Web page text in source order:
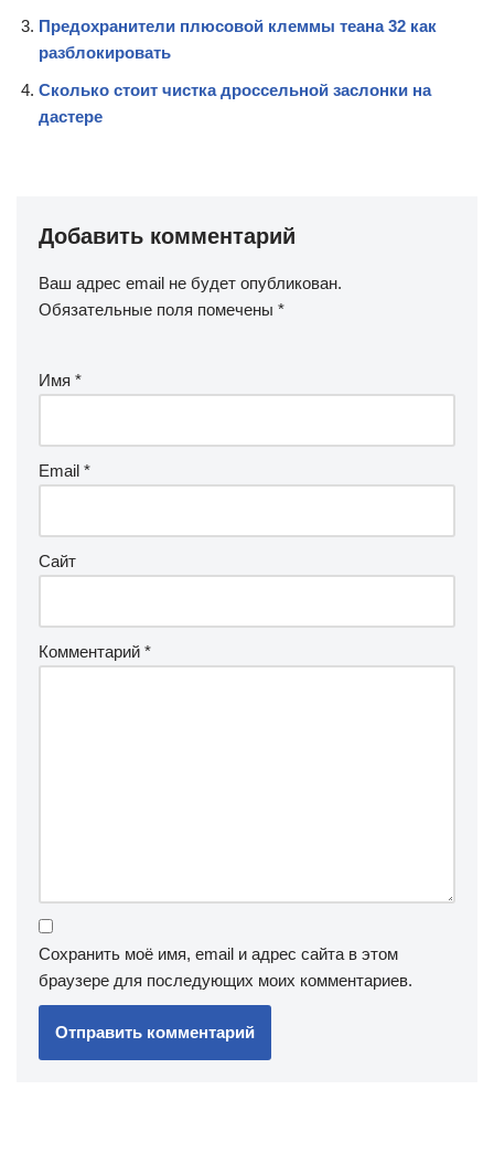
Предохранители плюсовой клеммы теана 32 как
разблокировать
Сколько стоит чистка дроссельной заслонки на
дастере
Добавить комментарий
Ваш адрес email не будет опубликован.
Обязательные поля помечены *
Имя *
Email *
Сайт
Комментарий *
Сохранить моё имя, email и адрес сайта в этом
браузере для последующих моих комментариев.